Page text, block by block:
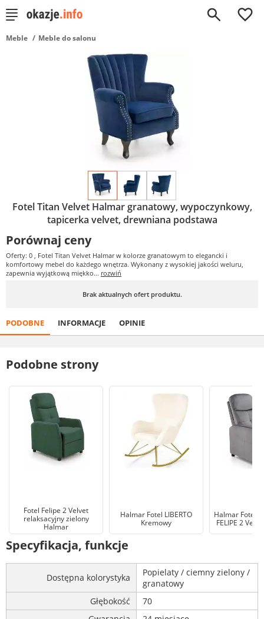
0
Meble Meble do salonu
Fotel Titan Velvet Halmar granatowy, wypoczynkowy,
tapicerka velvet, drewniana podstawa
Porównaj ceny
Oferty: 0 , Fotel Titan Velvet Halmar w kolorze granatowym to elegancki i
komfortowy mebel do każdego wnętrza. Wykonany z wysokiej jakości weluru,
zapewnia wyjątkową miękko... rozwiń
Brak aktualnych ofert produktu.
PODOBNE INFORMACJE OPINIE
Podobne strony
Fotel Felipe 2 Velvet
relaksacyjny zielony
Halmar
Halmar Fotel LIBERTO
Kremowy
Halmar Fotel
FELIPE 2
Specyfikacja, funkcje
Dostępna kolorystyka
Popielaty / ciemny zielony /
granatowy
Głębokość
70